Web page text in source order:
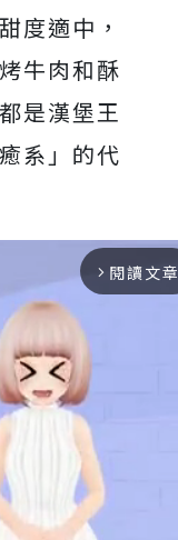
度適中，
牛肉和酥
是漢堡王
系」的代
arrow_forward_ios 閱讀文章